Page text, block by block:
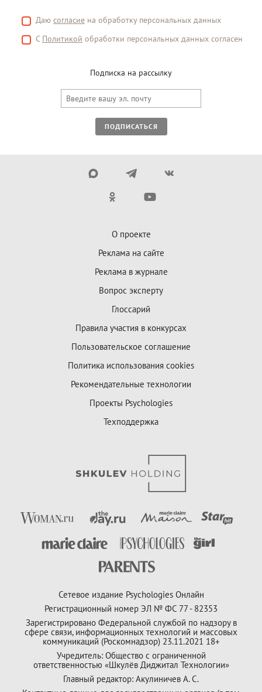
Даю согласие на обработку персональных данных
С Политикой обработки персональных данных согласен
Подписка на рассылку
ПОДПИСАТЬСЯ
О проекте
Реклама на сайте
Реклама в журнале
Вопрос эксперту
Глоссарий
Правила участия в конкурсах
Пользовательское соглашение
Политика использования cookies
Рекомендательные технологии
Проекты Psychologies
Техподдержка
Сетевое издание Psychologies Онлайн
Регистрационный номер ЭЛ № ФС 77 - 82353
Зарегистрировано Федеральной службой по надзору в
сфере связи, информационных технологий и массовых
коммуникаций (Роскомнадзор) 23.11.2021 18+
Учредитель: Общество с ограниченной
ответственностью «Шкулёв Диджитал Технологии»
Главный редактор: Акулиничев А. С.